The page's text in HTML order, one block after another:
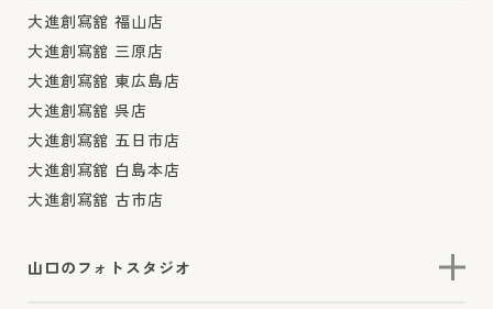
大進創寫舘 福山店
大進創寫舘 三原店
大進創寫舘 東広島店
大進創寫舘 呉店
大進創寫舘 五日市店
大進創寫舘 白島本店
大進創寫舘 古市店
山口のフォトスタジオ